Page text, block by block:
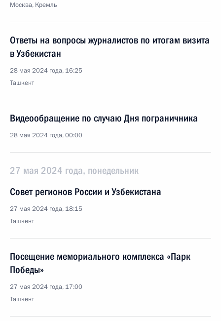
Москва, Кремль
Ответы на вопросы журналистов по итогам визита
в Узбекистан
28 мая 2024 года, 16:25
Ташкент
Видеообращение по случаю Дня пограничника
28 мая 2024 года, 00:00
27 мая 2024 года, понедельник
Совет регионов России и Узбекистана
27 мая 2024 года, 18:15
Ташкент
Посещение мемориального комплекса «Парк
Победы»
27 мая 2024 года, 17:00
Ташкент